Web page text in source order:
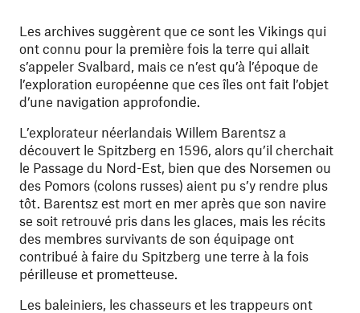
Les archives suggèrent que ce sont les Vikings qui
ont connu pour la première fois la terre qui allait
s’appeler Svalbard, mais ce n’est qu’à l’époque de
l’exploration européenne que ces îles ont fait l’objet
d’une navigation approfondie.
L’explorateur néerlandais Willem Barentsz a
découvert le Spitzberg en 1596, alors qu’il cherchait
le Passage du Nord-Est, bien que des Norsemen ou
des Pomors (colons russes) aient pu s’y rendre plus
tôt. Barentsz est mort en mer après que son navire
se soit retrouvé pris dans les glaces, mais les récits
des membres survivants de son équipage ont
contribué à faire du Spitzberg une terre à la fois
périlleuse et prometteuse.
Les baleiniers, les chasseurs et les trappeurs ont